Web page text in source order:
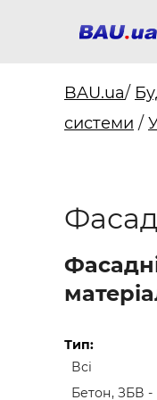
BAU.ua/
системи /
Тип:
Всі
Бетон, ЗБВ -